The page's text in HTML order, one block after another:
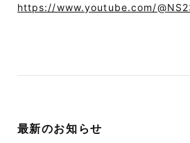
https://www.youtube.com/
最新のお知らせ